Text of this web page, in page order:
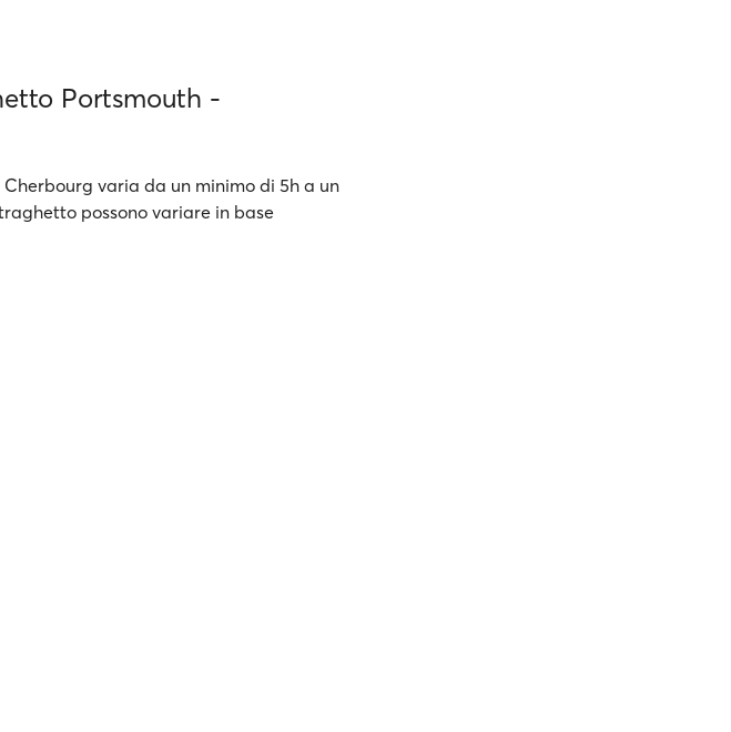
Portsmouth -
varia da un minimo di 5h a un
possono variare in base